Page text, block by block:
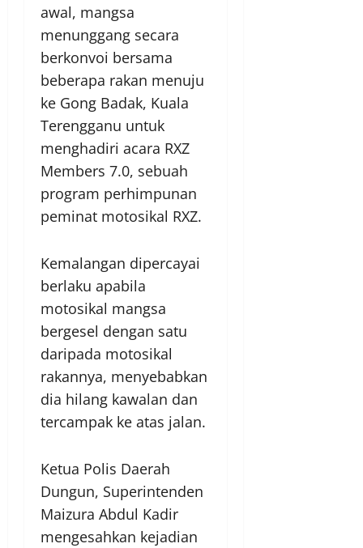
awal, mangsa
menunggang secara
berkonvoi bersama
beberapa rakan menuju
ke Gong Badak, Kuala
Terengganu untuk
menghadiri acara RXZ
Members 7.0, sebuah
program perhimpunan
peminat motosikal RXZ.
Kemalangan dipercayai
berlaku apabila
motosikal mangsa
bergesel dengan satu
daripada motosikal
rakannya, menyebabkan
dia hilang kawalan dan
tercampak ke atas jalan.
Ketua Polis Daerah
Dungun, Superintenden
Maizura Abdul Kadir
mengesahkan kejadian